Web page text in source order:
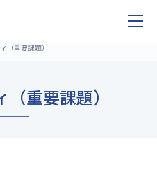
（重要課題）
重要課題）